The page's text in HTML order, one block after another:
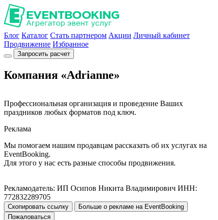
Блог Каталог Стать партнером Акции Личный кабинет
Продвижение Избранное
Запросить расчет
Компания «Adrianne»
Профессиональная организация и проведение Ваших
праздников любых форматов под ключ.
Реклама
Мы помогаем нашим продавцам рассказать об их услугах на
EventBooking.
Для этого у нас есть разные способы продвижения.
Рекламодатель: ИП Осипов Никита Владимирович ИНН:
772832289705
Скопировать ссылку
Больше о рекламе на EventBooking
Пожаловаться